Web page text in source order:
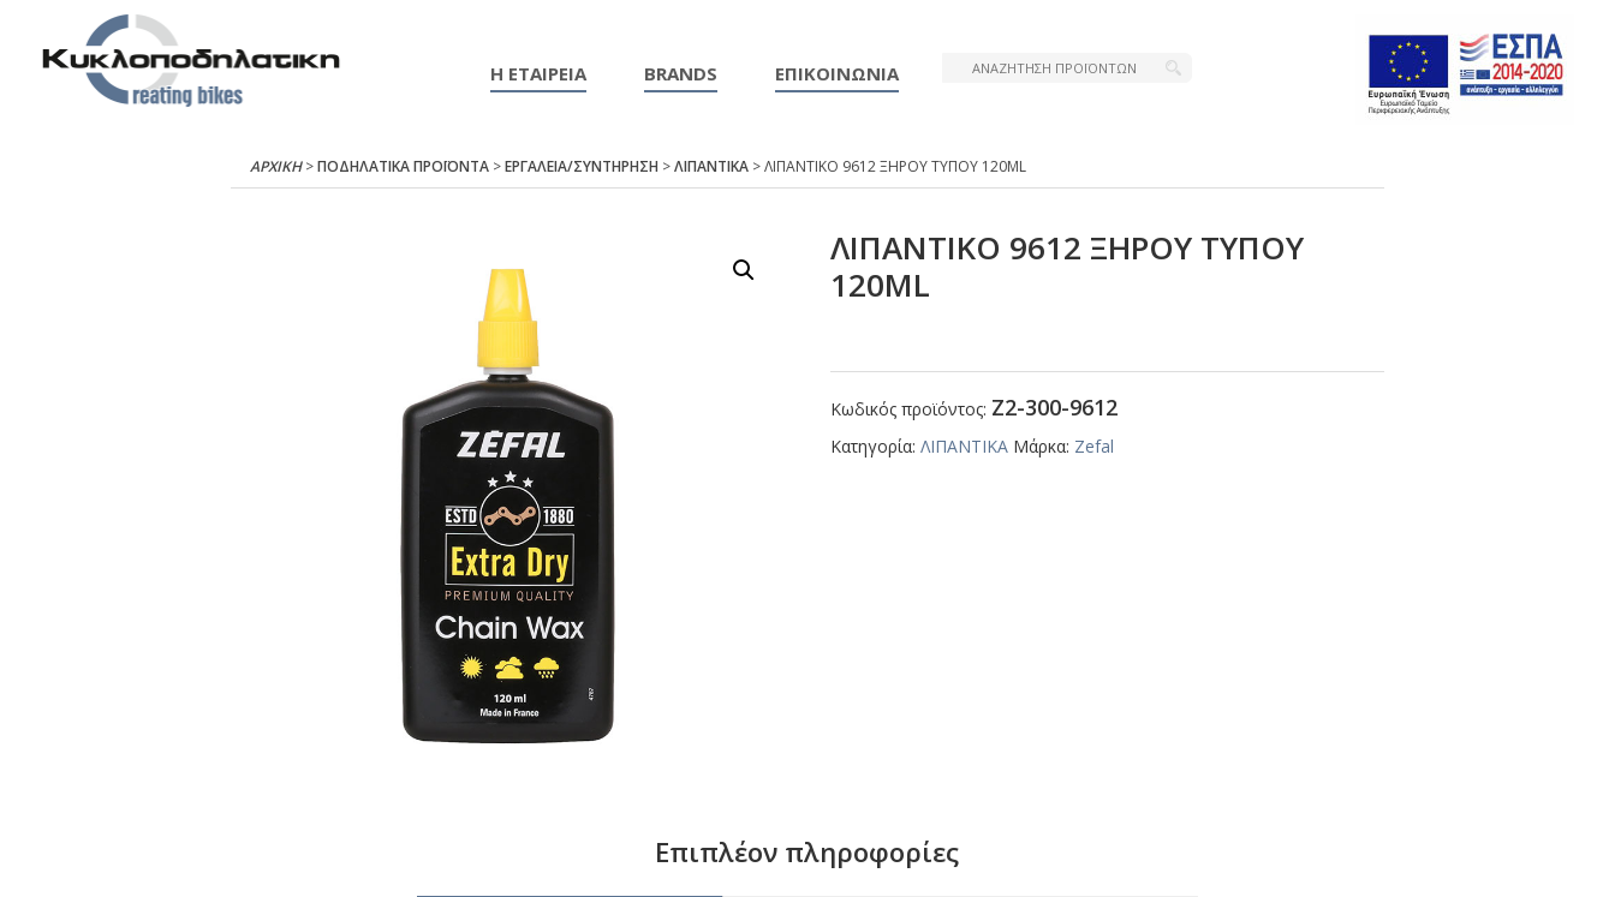
Η ΕΤΑΙΡΕΙΑ BRANDS ΕΠΙΚΟΙΝΩΝΙΑ
ΑΡΧΙΚΉ>ΠΟΔΗΛΑΤΙΚΑ ΠΡΟΪΟΝΤΑ>ΕΡΓΑΛΕΙΑ/ΣΥΝΤΗΡΗΣΗ >ΛΙΠΑΝΤΙΚΑ> ΛΙΠΑΝΤΙΚΟ 9612 ΞΗΡΟΥ ΤΥΠΟΥ 120ΜL
ΛΙΠΑΝΤΙΚΟ 9612 ΞΗΡΟΥ ΤΥΠΟΥ
120ΜL
Κωδικός προϊόντος: Ζ2-300-9612
Κατηγορία:ΛΙΠΑΝΤΙΚΑ Μάρκα: Zefal
Επιπλέον πληροφορίες